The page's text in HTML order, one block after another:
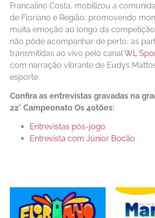
Francalino Costa, mobilizou a
de Floriano e Região, promovendo
muita emoção ao longo da
não pôde acompanhar de perto, as
transmitidas ao vivo pelo canal WL
com narração vibrante de Eudys
esporte.
Confira as entrevistas gravadas na
22° Campeonato Os 40tões:
Entrevistas pós-jogo
Entrevista com Júnior Bocão